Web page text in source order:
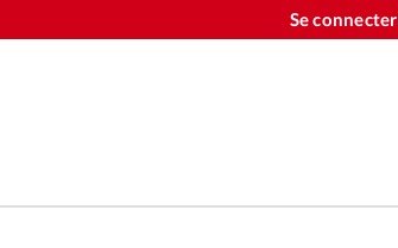
Se connecter